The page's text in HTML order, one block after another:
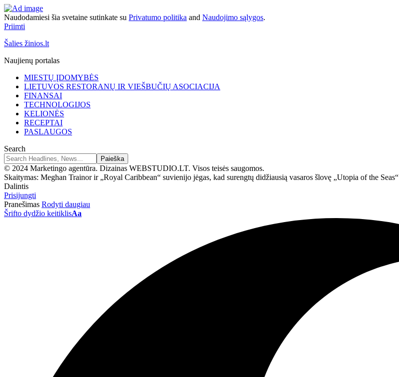
Naudodamiesi šia svetaine sutinkate su Privatumo politika and Naudojimo sąlygos.
Priimti
Šalies žinios.lt
Naujienų portalas
MIESTŲ ĮDOMYBĖS
LIETUVOS RESTORANŲ IR VIEŠBUČIŲ ASOCIACIJA
FINANSAI
TECHNOLOGIJOS
KELIONĖS
RECEPTAI
PASLAUGOS
Search
© 2024 Marketingo agentūra. Dizainas WEBSTUDIO.LT. Visos teisės saugomos.
Skaitymas: Meghan Trainor ir „Royal Caribbean“ suvienijo jėgas, kad surengtų didžiausią vasaros šlovę „Utopia of the Seas“
Dalintis
Prisijungti
Pranešimas Rodyti daugiau
Šrifto dydžio keitiklisAa